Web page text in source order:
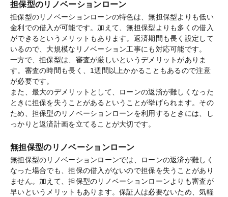
担保型のリノベーションローン
担保型のリノベーションローンの特色は、無担保型よりも低い
金利での借入が可能です。加えて、無担保型よりも多くの借入
ができるというメリットもあります。返済期間も長く設定して
いるので、大規模なリノベーション工事にも対応可能です。
一方で、担保型は、審査が厳しいというデメリットがありま
す。審査の時間も長く、1週間以上かかることもあるので注意
が必要です。
また、最大のデメリットとして、ローンの返済が難しくなった
ときに担保を失うことがあるということが挙げられます。その
ため、担保型のリノベーションローンを利用するときには、し
っかりと返済計画を立てることが大切です。
無担保型のリノベーションローン
無担保型のリノベーションローンでは、ローンの返済が難しく
なった場合でも、担保の借入がないので担保を失うことがあり
ません。加えて、担保型のリノベーションローンよりも審査が
早いというメリットもあります。保証人は必要ないため、気軽